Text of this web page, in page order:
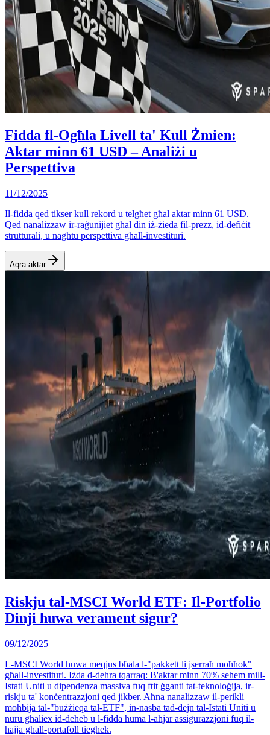
Fidda fl-Ogħla Livell ta' Kull Żmien:
Aktar minn 61 USD – Analiżi u
Perspettiva
11/12/2025
Il-fidda qed tikser kull rekord u telgħet għal aktar minn 61 USD.
Qed nanalizzaw ir-raġunijiet għal din iż-żieda fil-prezz, id-defiċit
strutturali, u nagħtu perspettiva għall-investituri.
Aqra aktar
Riskju tal-MSCI World ETF: Il-Portfolio
Dinji huwa verament sigur?
09/12/2025
L-MSCI World huwa meqjus bħala l-"pakkett li jserraħ moħħok"
għall-investituri. Iżda d-dehra tqarraq: B'aktar minn 70% sehem mill-
Istati Uniti u dipendenza massiva fuq ftit ġganti tat-teknoloġija, ir-
riskju ta' konċentrazzjoni qed jikber. Aħna nanalizzaw il-perikli
moħbija tal-"bużżieqa tal-ETF", in-nasba tad-dejn tal-Istati Uniti u
nuru għaliex id-deheb u l-fidda huma l-aħjar assigurazzjoni fuq il-
ħajja għall-portafoll tiegħek.